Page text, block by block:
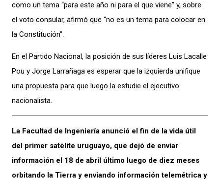
como un tema “para este año ni para el que viene” y, sobre
el voto consular, afirmó que “no es un tema para colocar en
la Constitución”.
En el Partido Nacional, la posición de sus líderes Luis Lacalle
Pou y Jorge Larrañaga es esperar que la izquierda unifique
una propuesta para que luego la estudie el ejecutivo
nacionalista.
La Facultad de Ingeniería anunció el fin de la vida útil
del primer satélite uruguayo, que dejó de enviar
información el 18 de abril último luego de diez meses
orbitando la Tierra y enviando información telemétrica y